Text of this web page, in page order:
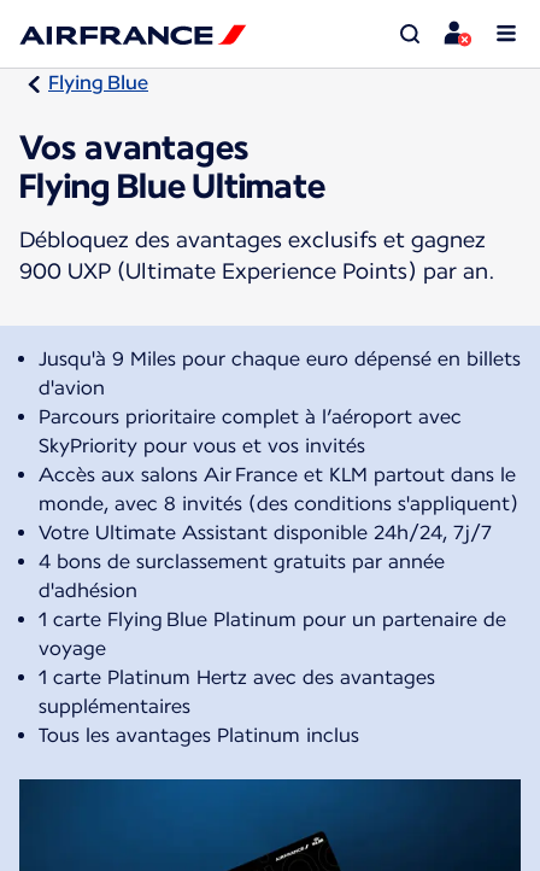
Flying Blue
Vos avantages
Flying Blue Ultimate
Débloquez des avantages exclusifs et gagnez
900 UXP (Ultimate Experience Points) par an.
Jusqu'à 9 Miles pour chaque euro dépensé en billets
d'avion
Parcours prioritaire complet à l’aéroport avec
SkyPriority pour vous et vos invités
Accès aux salons Air France et KLM partout dans le
monde, avec 8 invités (des conditions s'appliquent)
Votre Ultimate Assistant disponible 24h/24, 7j/7
4 bons de surclassement gratuits par année
d'adhésion
1 carte Flying Blue Platinum pour un partenaire de
voyage
1 carte Platinum Hertz avec des avantages
supplémentaires
Tous les avantages Platinum inclus